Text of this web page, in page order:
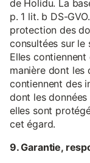
de Holidu. La
p. 1 lit. b DS-
protection des
consultées sur le
Elles
manière dont les
contiennent des
dont les
elles sont
cet égard.
9. Garantie,